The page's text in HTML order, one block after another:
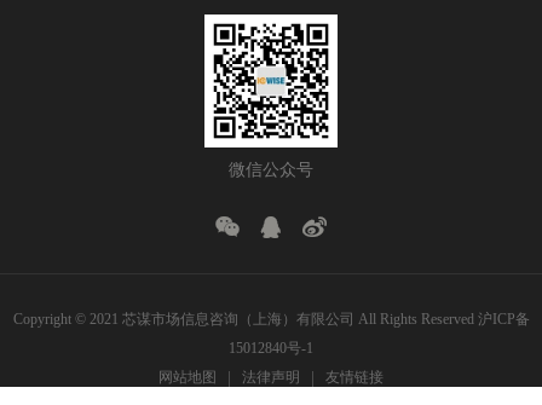
微信公众号
Copyright © 2021 芯谋市场信息咨询（上海）有限公司 All Rights Reserved 沪ICP备
15012840号-1
网站地图
法律声明 友情链接